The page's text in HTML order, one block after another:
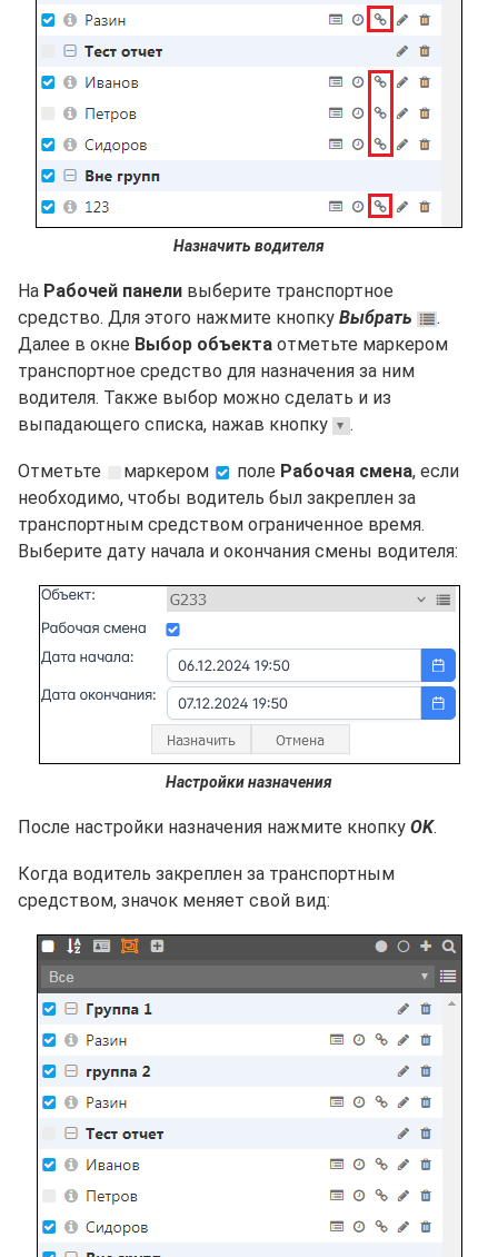
Назначить водителя
На Рабочей панели выберите транспортное
средство. Для этого нажмите кнопку Выбрать
.
Далее в окне Выбор объекта отметьте маркером
транспортное средство для назначения за ним
водителя. Также выбор можно сделать и из
выпадающего списка, нажав кнопку
.
Отметьте маркером поле Рабочая смена, если
необходимо, чтобы водитель был закреплен за
транспортным средством ограниченное время.
Выберите дату начала и окончания смены водителя:
Настройки назначения
После настройки назначения нажмите кнопку OK.
Когда водитель закреплен за транспортным
средством, значок меняет свой вид: